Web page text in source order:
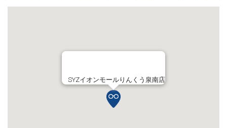
SYZイオンモールりんくう泉南店